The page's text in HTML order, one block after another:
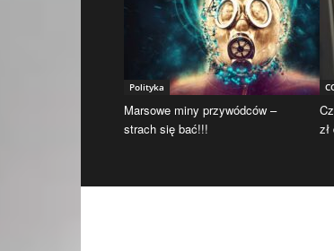
Polityka
Marsowe miny przywódców –
strach się bać!!!